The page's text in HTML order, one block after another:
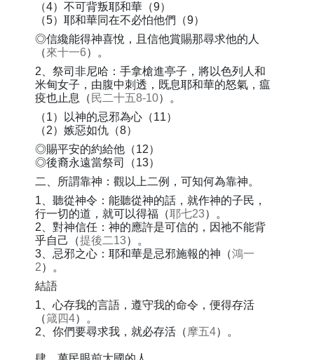
（4）不可背叛耶和華（9）
（5）耶和華同在不必怕他們（9）
◎信纔能得神喜悅，且信他賞賜那尋求他的人
（來十一6）。
2、祭司非尼哈：手拿槍進亭子，將以色列人和
米甸女子，由腹中刺透，既息耶和華的怒氣，瘟
疫也止息（ 民二十五8-10）。
（1）以神的忌邪為心（11）
（2）嫉惡如仇（8）
◎賜平安的約給他（12）
◎後裔永遠當祭司（13）
二、所謂靠神：觀以上二例，可知何為靠神。
1、聽從神令：能聽從神的話，就作神的子民，
行一切的道，就可以得福（耶七23）。
2、對神信任：神的應許是可信的，因祂不能背
乎自己（提後二13）。
3、忌邪之心：耶和華是忌邪施報的神（鴻一
2）。
結語
1、心存我的言語，遵守我的命令，便得存活
（箴四4）。
2、你們要尋求我，就必存活（ 摩五4）。